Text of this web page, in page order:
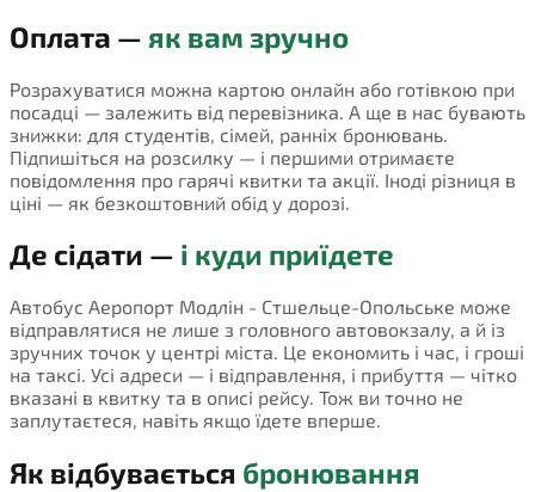
Оплата — як вам зручно
Розрахуватися можна картою онлайн або готівкою при
посадці — залежить від перевізника. А ще в нас бувають
знижки: для студентів, сімей, ранніх бронювань.
Підпишіться на розсилку — і першими отримаєте
повідомлення про гарячі квитки та акції. Іноді різниця в
ціні — як безкоштовний обід у дорозі.
Де сідати — і куди приїдете
Автобус Аеропорт Модлін - Стшельце-Опольське може
відправлятися не лише з головного автовокзалу, а й із
зручних точок у центрі міста. Це економить і час, і гроші
на таксі. Усі адреси — і відправлення, і прибуття — чітко
вказані в квитку та в описі рейсу. Тож ви точно не
заплутаєтеся, навіть якщо їдете вперше.
Як відбувається бронювання